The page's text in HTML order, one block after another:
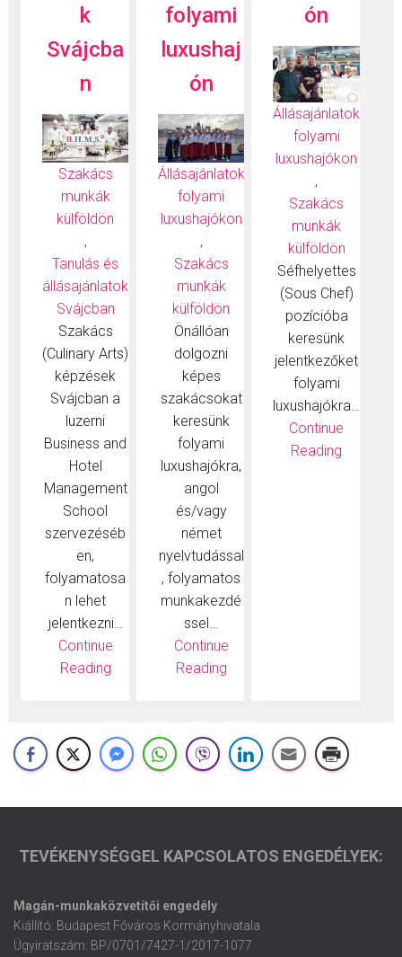
k
Svájcba
n
Szakács
munkák
külföldön
,
Tanulás és
állásajánlatok
Svájcban
Szakács
(Culinary Arts)
képzések
Svájcban a
luzerni
Business and
Hotel
Management
School
szervezéséb
en,
folyamatosa
n lehet
jelentkezni…
Continue
Reading
folyami
luxushaj
ón
Állásajánlatok
folyami
luxushajókon
,
Szakács
munkák
külföldön
Önállóan
dolgozni
képes
szakácsokat
keresünk
folyami
luxushajókra,
angol
és/vagy
német
nyelvtudással
, folyamatos
munkakezdé
ssel…
Continue
Reading
ón
Állásajánlatok
folyami
luxushajókon
,
Szakács
munkák
külföldön
Séfhelyettes
(Sous Chef)
pozícióba
keresünk
jelentkezőket
folyami
luxushajókra…
Continue
Reading
TEVÉKENYSÉGGEL KAPCSOLATOS ENGEDÉLYEK:
Magán-munkaközvetítői engedély
Kiállító: Budapest Főváros Kormányhivatala
Ügyiratszám: BP/0701/7427-1/2017-1077